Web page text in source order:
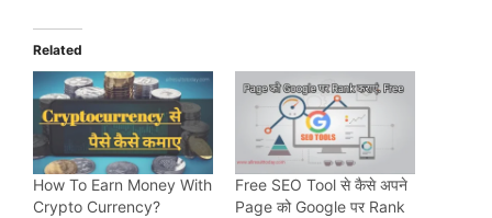
Related
How To Earn Money With
Crypto Currency?
Free SEO Tool से कैसे अपने
Page को Google पर Rank